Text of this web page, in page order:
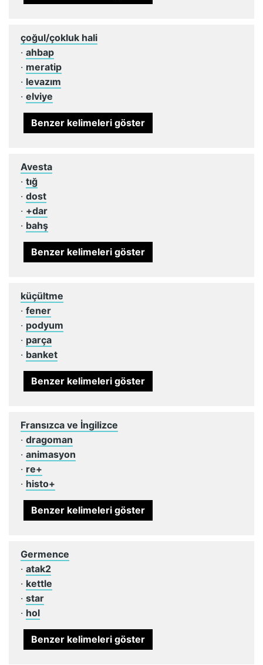
çoğul/çokluk hali
· ahbap
· meratip
· levazım
· elviye
Benzer kelimeleri göster
Avesta
· tığ
· dost
· +dar
· bahş
Benzer kelimeleri göster
küçültme
· fener
· podyum
· parça
· banket
Benzer kelimeleri göster
Fransızca ve İngilizce
· dragoman
· animasyon
· re+
· histo+
Benzer kelimeleri göster
Germence
· atak2
· kettle
· star
· hol
Benzer kelimeleri göster